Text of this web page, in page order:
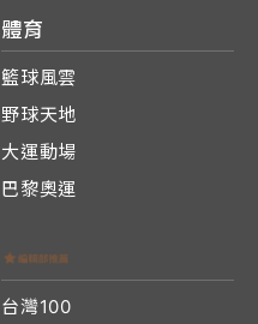
體育
籃球風雲
野球天地
大運動場
巴黎奧運
台灣100